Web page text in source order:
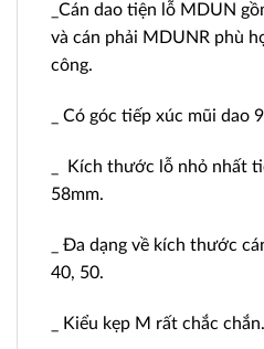
_Cán dao tiện lỗ MDUN
và cán phải MDUNR phù
công.
_ Có góc tiếp xúc mũi
_ Kích thước lỗ nhỏ nhất
58mm.
_ Đa dạng về kích thước
40, 50.
_ Kiểu kẹp M rất chắc chắn.